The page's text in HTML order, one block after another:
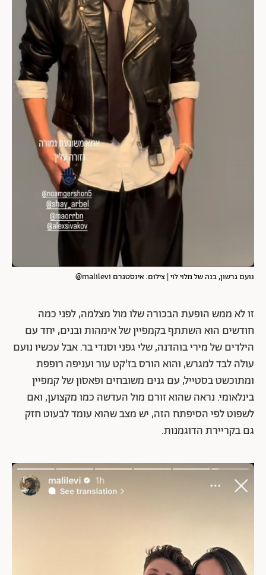
נועם גרשון, בנה של מלוי לוי | צילום: אינסטגרם malilevi@
זו לא ממש הופעת הבכורה שלו מול מצלמה, לפני כמה
חודשים הוא השתתף בקמפיין של אימהות ובנים, יחד עם
הילדים של מירי בוהדנה, שלי גפני וסנדי בר. אבל עכשיו נועם
עולה לבד למגרש, והוא הורס בז'קט עור ועניפה רופפת
ומתוכשט בסטייל, עם גנים משובחים ופאסון של קמפיין
בינלאומי. נראה שהוא זורם מול העדשה כמו מקצוען, ואם
לשפוט לפי הסיפתח הזה, יש מצב שהוא עומד לבעוט חזק
גם בקריירת הדוגמנות.